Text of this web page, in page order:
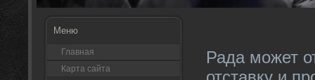
Меню
Главная
Карта сайта
Рада может